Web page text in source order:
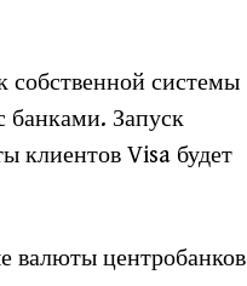
собственной системы
банками. Запуск
клиентов Visa будет
валюты центробанков